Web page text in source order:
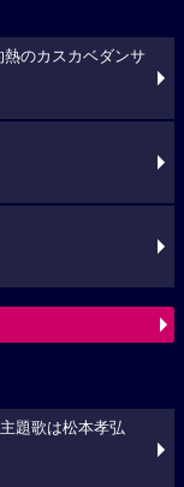
のカスカベダンサ
題歌は松本孝弘